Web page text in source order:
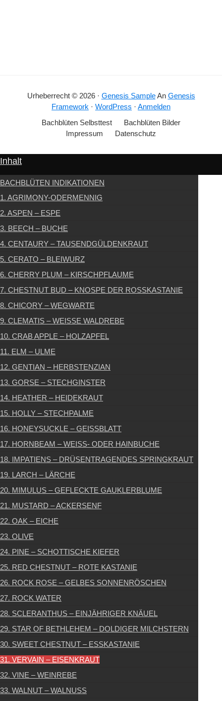
Urheberrecht © 2026 · Genesis SampleAn Genesis
Framework · WordPress · Anmelden
Bachblüten Selbsttest
Bachblüten Bilder
Impressum
Datenschutz
Inhalt
BACHBLÜTEN INDIKATIONEN
1. AGRIMONY-ODERMENNIG
2. ASPEN – ESPE
3. BEECH – BUCHE
4. CENTAURY – TAUSENDGÜLDENKRAUT
5. CERATO – BLEIWURZ
6. CHERRY PLUM – KIRSCHPFLAUME
7. CHESTNUT BUD – KNOSPE DER ROSSKASTANIE
8. CHICORY – WEGWARTE
9. CLEMATIS – WEISSE WALDREBE
10. CRAB APPLE – HOLZAPFEL
11. ELM – ULME
12. GENTIAN – HERBSTENZIAN
13. GORSE – STECHGINSTER
14. HEATHER – HEIDEKRAUT
15. HOLLY – STECHPALME
16. HONEYSUCKLE – GEISSBLATT
17. HORNBEAM – WEISS- ODER HAINBUCHE
18. IMPATIENS – DRÜSENTRAGENDES SPRINGKRAUT
19. LARCH – LÄRCHE
20. MIMULUS – GEFLECKTE GAUKLERBLUME
21. MUSTARD – ACKERSENF
22. OAK – EICHE
23. OLIVE
24. PINE – SCHOTTISCHE KIEFER
25. RED CHESTNUT – ROTE KASTANIE
26. ROCK ROSE – GELBES SONNENRÖSCHEN
27. ROCK WATER
28. SCLERANTHUS – EINJÄHRIGER KNÄUEL
29. STAR OF BETHLEHEM – DOLDIGER MILCHSTERN
30. SWEET CHESTNUT – ESSKASTANIE
31. VERVAIN – EISENKRAUT
32. VINE – WEINREBE
33. WALNUT – WALNUSS